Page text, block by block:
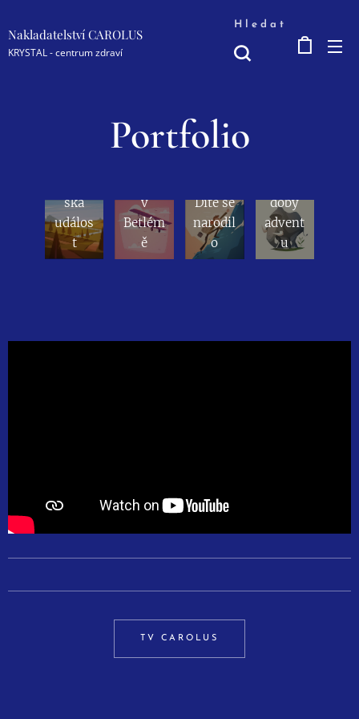
Nakladatelství CAROLUS
KRYSTAL - centrum zdraví
Hledat
Portfolio
ská
událos
t
Hledán
í
v
Betlém
ě
Dítě se
narodil
o
doby
advent
u
TV CAROLUS